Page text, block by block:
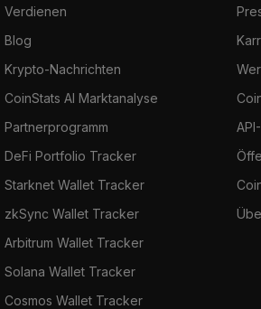
Verdienen
Blog
Krypto-Nachrichten
CoinStats AI Marktanalyse
Partnerprogramm
DeFi Portfolio Tracker
Starknet Wallet Tracker
zkSync Wallet Tracker
Arbitrum Wallet Tracker
Solana Wallet Tracker
Cosmos Wallet Tracker